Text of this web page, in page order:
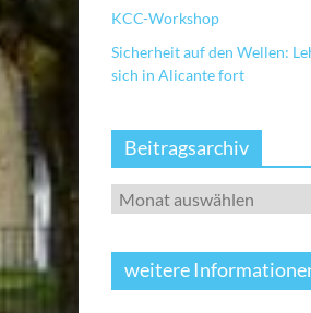
KCC-Workshop
Sicherheit auf den Wellen:
sich in Alicante fort
Beitragsarchiv
weitere